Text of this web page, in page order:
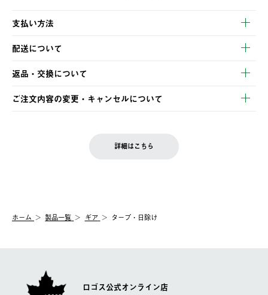
支払い方法
以下のいずれかの方法でお支払いいただけます。
・クレジットカード決済
・コンビニ決済
・Pay-easy決済
配送について
【発送スケジュール】
ご注文・ご入金完了より2営業日以内に商品を発送いたします。
土日祝の発送はございませんので、木曜日以降のご注文は週明け
の発送となる場合がございます。
【配送業者】
佐川急便にて配送されます。
返品・交換について
※お客様都合の場合
お客様都合の返品にかかる送料は、お客様ご負担とさせていただ
一度お手元の商品を返品いただき、ご希望商品を再注文してくだ
ご注文内容の変更・キャンセルについて
LOGOS FAMILY会員の方は、会員マイページ内 購入履歴画面に
詳細はこちら
ホーム 製品一覧 ギア タープ・日除け
ロゴス公式オンライン店